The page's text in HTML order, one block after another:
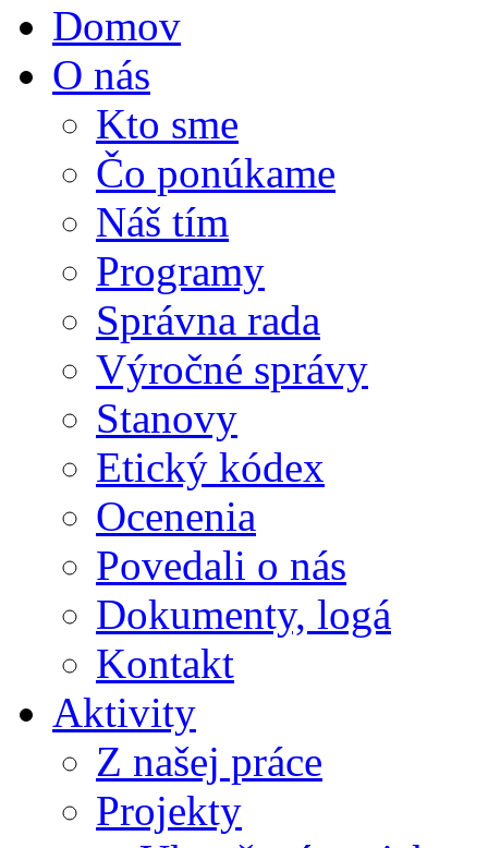
Domov
O nás
Kto sme
Čo ponúkame
Náš tím
Programy
Správna rada
Výročné správy
Stanovy
Etický kódex
Ocenenia
Povedali o nás
Dokumenty, logá
Kontakt
Aktivity
Z našej práce
Projekty